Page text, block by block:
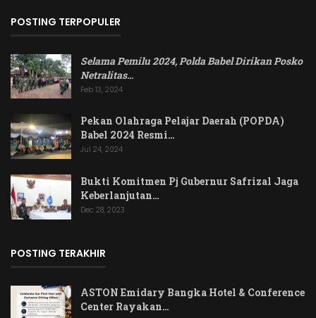
POSTING TERPOPULER
Selama Pemilu 2024, Polda Babel Dirikan Posko
Netralitas…
Feb 13, 2024
Pekan Olahraga Pelajar Daerah (POPDA)
Babel 2024 Resmi…
Jul 24, 2024
Bukti Komitmen Pj Gubernur Safrizal Jaga
Keberlanjutan…
Dec 28, 2023
POSTING TERAKHIR
ASTON Emidary Bangka Hotel & Conference
Center Rayakan…